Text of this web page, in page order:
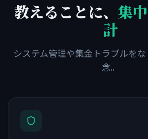
教えることに、 集
計
システム管理や集金トラブルを
念。